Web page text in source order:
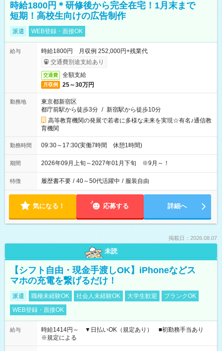
時給1800円＊研修後から完全在宅！1月末まで
短期！高校生向けの広告制作
派遣 WEB登録・面接OK
給与
時給1800円 月収例 252,000円+残業代
交通費別途支給あり
交通費 全額支給
月収例 25～30万円
勤務地
東京都新宿区
都庁前駅から徒歩3分 / 新宿駅から徒歩10分
高等教育機関の発展で若者に多様な未来を実現☆有名♪通信教
育機関
勤務時間 09:30～17:30(実働7時間 休憩1時間)
期間 2026年09月上旬～2027年01月下旬 ※9月～！
特徴 履歴書不要 / 40～50代活躍中 / 服装自由
気になる！ 応募する 詳細へ
掲載日：2026.08.07
未読
【シフト自由・現金手渡しOK】iPhoneなどス
マホの充電を繋げるだけ！
派遣 職種未経験OK 社会人未経験OK 大学生歓迎
ブランクOK
WEB登録・面接OK
給与
時給1414円～ ▼日払いOK（規定あり） ■初勤務手当あり
※規定による